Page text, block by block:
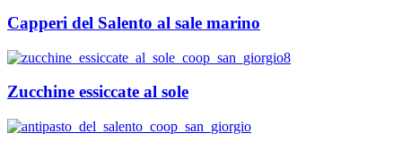
Capperi del Salento al sale marino
Zucchine essiccate al sole